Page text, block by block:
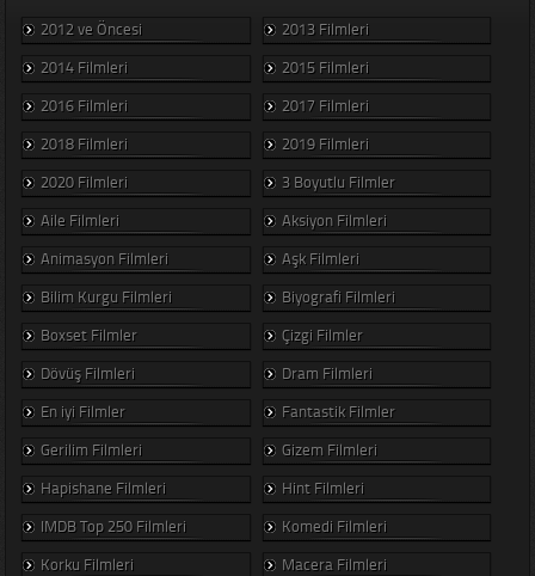
2012 ve Öncesi
2013 Filmleri
2014 Filmleri
2015 Filmleri
2016 Filmleri
2017 Filmleri
2018 Filmleri
2019 Filmleri
2020 Filmleri
3 Boyutlu Filmler
Aile Filmleri
Aksiyon Filmleri
Animasyon Filmleri
Aşk Filmleri
Bilim Kurgu Filmleri
Biyografi Filmleri
Boxset Filmler
Çizgi Filmler
Dövüş Filmleri
Dram Filmleri
En iyi Filmler
Fantastik Filmler
Gerilim Filmleri
Gizem Filmleri
Hapishane Filmleri
Hint Filmleri
IMDB Top 250 Filmleri
Komedi Filmleri
Korku Filmleri
Macera Filmleri